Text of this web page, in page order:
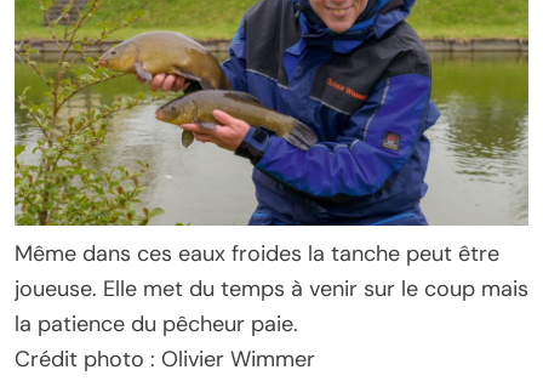
Même dans ces eaux froides la tanche peut être
joueuse. Elle met du temps à venir sur le coup mais
la patience du pêcheur paie.
Crédit photo : Olivier Wimmer